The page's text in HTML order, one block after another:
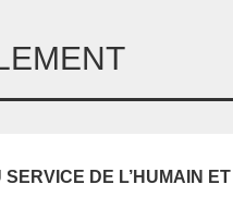
SERVICE DE L’HUMAIN